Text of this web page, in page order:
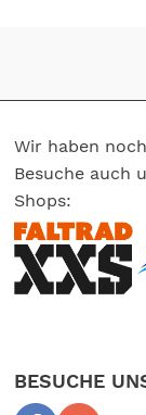
Wir haben
Besuche auch
Shops:
BESUCHE